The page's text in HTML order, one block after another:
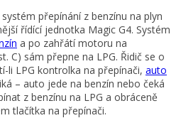
přepínání z benzínu na plyn
řídící jednotka Magic G4. Systém
a po zahřátí motoru na
C) sám přepne na LPG. Řidič se o
li LPG kontrolka na přepínači, auto
– auto jede na benzín nebo čeká
z benzínu na LPG a obráceně
tlačítka na přepínači.